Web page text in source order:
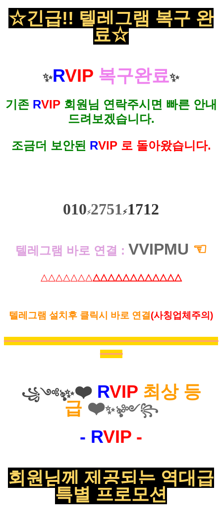
☆긴급!! 텔레그램 복구 완
료☆
✨RVIP 복구완료✨
기존 RVIP회원님 연락주시면 빠른 안내
드려보겠습니다.
조금더 보안된 RVIP 로 돌아왔습니다.
010⚡2751⚡1712
텔레그램 바로 연결 : VVIPMU ☜
△△△△△△△△△△△△△△△△△△△
텔레그램 설치후 클릭시 바로 연결(사칭업체주의)
━━━━━━━━━━━━━━━━━━━━━━━━━━━━━━━━━━━━━━━━━━━━━━━━
━━━━━
꧁༺ৡ✨❤️ RVIP 최상 등
급 ❤️✨ৡ༻꧂
- RVIP -
회원님께 제공되는 역대급
특별 프로모션